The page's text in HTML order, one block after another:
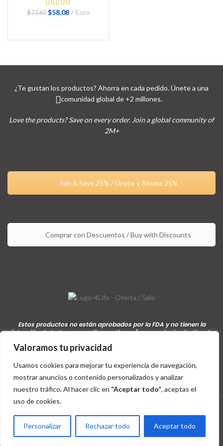
Valoramos tu privacidad
Usamos cookies para mejorar tu experiencia de navegación,
mostrar anuncios o contenido personalizados y analizar
nuestro tráfico. Al hacer clic en “Aceptar todo”, aceptas el
uso de cookies.
Personalizar Rechazar todo Aceptar todo
$72,60 El
era:
$58,08El
es:
Euro
¿Te gustan los productos? Ahorra en cada pedido. Únete a una
comunidad global de +2 millones.
Love the products? Save on every order. Join a global community of
2M+
Join & Save 25% / Únete y Ahorra 25%
Comprar con Descuentos / Buy with Discounts
Estos productos no están aprobados por la FDA y no tienen la
intención de tratar, curar, diagnosticar y/o prevenir ningún tipo de
FDA and are not intended to treat, cure, diagnose, and/or prevent
Distribuidor Internacional